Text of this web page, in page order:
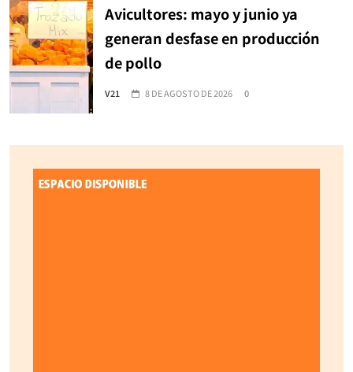
Avicultores: mayo y junio ya
generan desfase en producción
de pollo
V21 8 DE AGOSTO DE 2026 0